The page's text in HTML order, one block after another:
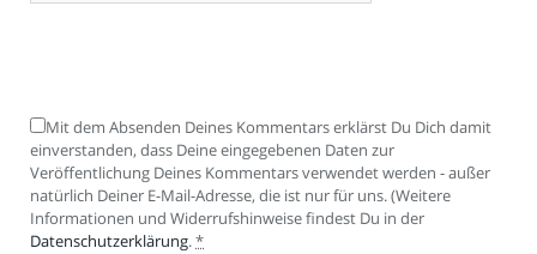
Mit dem Absenden Deines Kommentars erklärst Du Dich damit
einverstanden, dass Deine eingegebenen Daten zur
Veröffentlichung Deines Kommentars verwendet werden - außer
natürlich Deiner E-Mail-Adresse, die ist nur für uns. (Weitere
Informationen und Widerrufshinweise findest Du in der
Datenschutzerklärung.*